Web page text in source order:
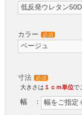
カラー 必須
寸法 必須
大きさは １ｃｍ単位で
幅 ：